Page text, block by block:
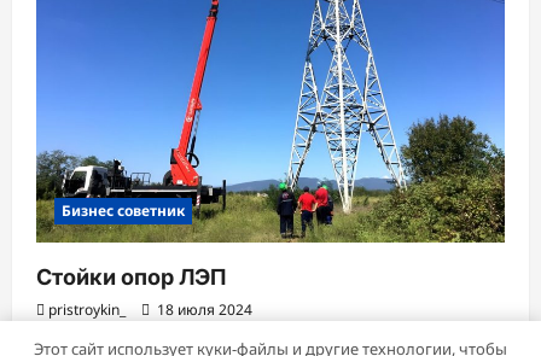
Бизнес советник
Стойки опор ЛЭП
pristroykin_ 18 июля 2024
Этот сайт использует куки-файлы и другие технологии, чтобы